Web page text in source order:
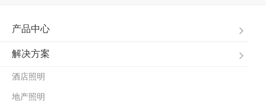
产品中心
解决方案
酒店照明
地产照明